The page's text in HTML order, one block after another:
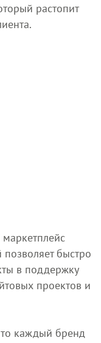
растопит
быстро
в поддержку
проектов и
каждый бренд